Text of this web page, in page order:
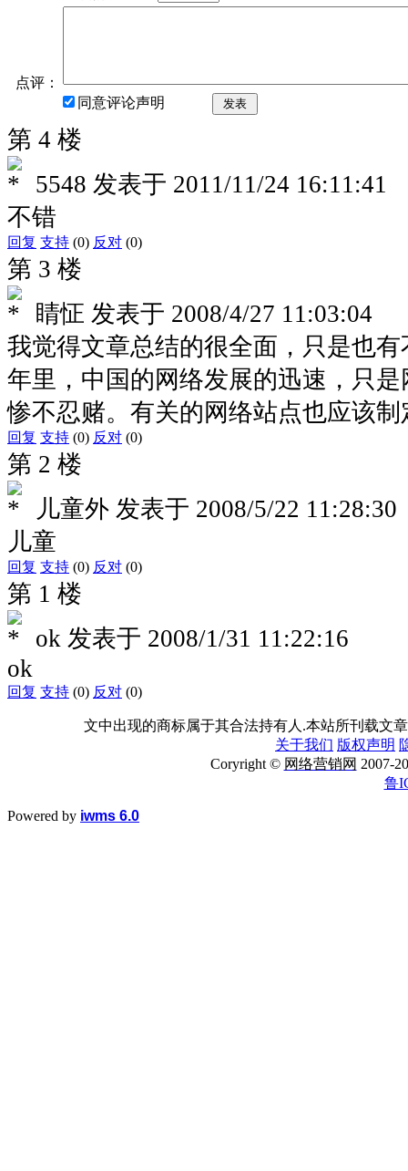
点评：
同意评论声明
发表
第 4 楼
5548 发表于 2011/11/24 16:11:41
不错
回复 支持 (0) 反对 (0)
第 3 楼
睛怔 发表于 2008/4/27 11:03:04
我觉得文章总结的很全面，只是也
年里，中国的网络发展的迅速，只
惨不忍赌。有关的网络站点也应该
回复 支持 (0) 反对 (0)
第 2 楼
儿童外 发表于 2008/5/22 11:28:30
儿童
回复 支持 (0) 反对 (0)
第 1 楼
ok 发表于 2008/1/31 11:22:16
ok
回复 支持 (0) 反对 (0)
文中出现的商标属于其合法持有人.本站所刊载文
关于我们 版权声明
Coryright © 网络营销网 2007-
鲁
Powered by iwms 6.0